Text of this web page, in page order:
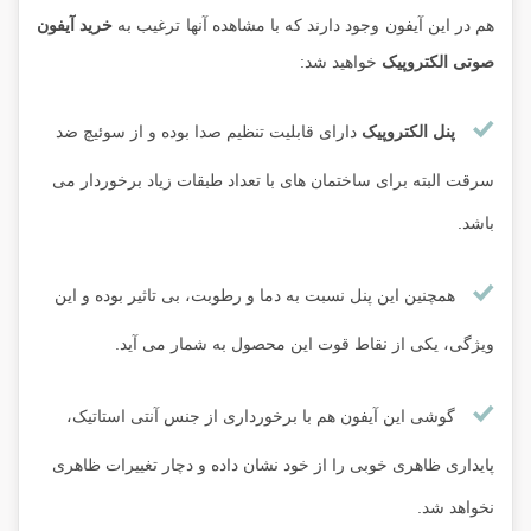
هم در این آیفون وجود دارند که با مشاهده آنها ترغیب به خرید آیفون
صوتی الکتروپیک خواهید شد:
پنل الکتروپیک دارای قابلیت تنظیم صدا بوده و از سوئیچ ضد
سرقت البته برای ساختمان های با تعداد طبقات زیاد برخوردار می
باشد.
همچنین این پنل نسبت به دما و رطوبت، بی تاثیر بوده و این
ویژگی، یکی از نقاط قوت این محصول به شمار می آید.
گوشی این آیفون هم با برخورداری از جنس آنتی استاتیک،
پایداری ظاهری خوبی را از خود نشان داده و دچار تغییرات ظاهری
نخواهد شد.